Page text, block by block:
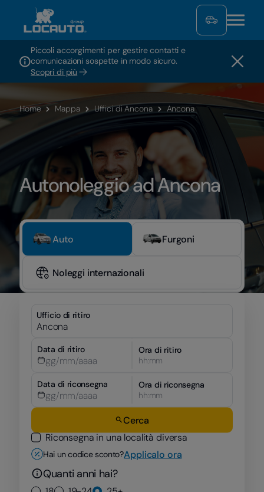
Piccoli accorgimenti per gestire contatti e
comunicazioni sospette in modo sicuro.
Scopri di più
Home Mappa Uffici di Ancona Ancona
Autonoleggio ad Ancona
Auto Furgoni
Noleggi internazionali
Ufficio di ritiro
Data di ritiro
Ora di ritiro
hh:mm
Data di riconsegna
Ora di riconsegna
hh:mm
Cerca
Riconsegna in una località diversa
Hai un codice sconto?Applicalo ora
Quanti anni hai?